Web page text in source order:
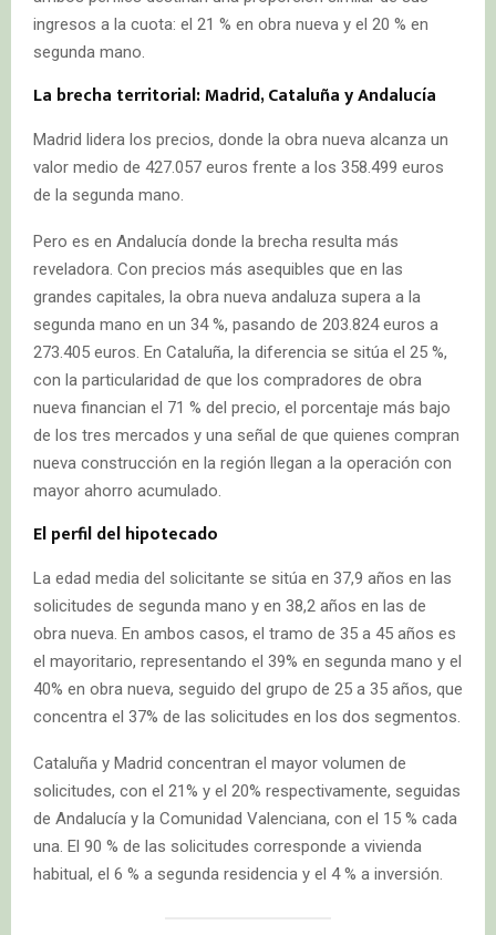
ingresos a la cuota: el 21 % en obra nueva y el 20 % en
segunda mano.
La brecha territorial: Madrid, Cataluña y Andalucía
Madrid lidera los precios, donde la obra nueva alcanza un
valor medio de 427.057 euros frente a los 358.499 euros
de la segunda mano.
Pero es en Andalucía donde la brecha resulta más
reveladora. Con precios más asequibles que en las
grandes capitales, la obra nueva andaluza supera a la
segunda mano en un 34 %, pasando de 203.824 euros a
273.405 euros. En Cataluña, la diferencia se sitúa el 25 %,
con la particularidad de que los compradores de obra
nueva financian el 71 % del precio, el porcentaje más bajo
de los tres mercados y una señal de que quienes compran
nueva construcción en la región llegan a la operación con
mayor ahorro acumulado.
El perfil del hipotecado
La edad media del solicitante se sitúa en 37,9 años en las
solicitudes de segunda mano y en 38,2 años en las de
obra nueva. En ambos casos, el tramo de 35 a 45 años es
el mayoritario, representando el 39% en segunda mano y el
40% en obra nueva, seguido del grupo de 25 a 35 años, que
concentra el 37% de las solicitudes en los dos segmentos.
Cataluña y Madrid concentran el mayor volumen de
solicitudes, con el 21% y el 20% respectivamente, seguidas
de Andalucía y la Comunidad Valenciana, con el 15 % cada
una. El 90 % de las solicitudes corresponde a vivienda
habitual, el 6 % a segunda residencia y el 4 % a inversión.